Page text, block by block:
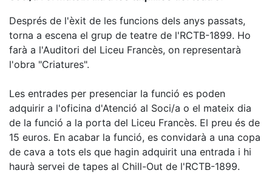
Preguntes
Freqüents
(FAQs)
Treballa amb
Àrea esportiva
Tennis
Escola de
tennis
Després de l'èxit de les funcions dels anys passats,
torna a escena el grup de teatre de l'RCTB-1899. Ho
farà a l'Auditori del Liceu Francès, on representarà
l'obra "Criatures".
Les entrades per presenciar la funció es poden
adquirir a l'oficina d'Atenció al Soci/a o el mateix dia
de la funció a la porta del Liceu Francès. El preu és de
15 euros. En acabar la funció, es convidarà a una copa
de cava a tots els que hagin adquirit una entrada i hi
haurà servei de tapes al Chill-Out de l'RCTB-1899.